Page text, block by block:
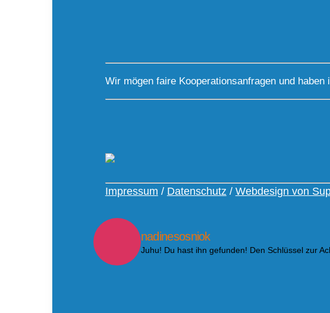
Wir mögen faire Kooperationsanfragen und
Impressum / Datenschutz/ Webdesign von
nadinesosniok
Juhu! Du hast ihn gefunden! Den Schlüssel zur